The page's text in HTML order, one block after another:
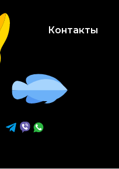
Контакты